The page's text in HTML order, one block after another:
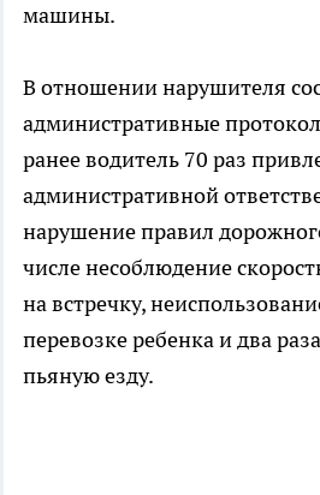
машины.
В отношении нарушителя
административные
ранее водитель 70 раз
административной
нарушение правил
числе несоблюдение
на встречку,
перевозке ребенка и два
пьяную езду.